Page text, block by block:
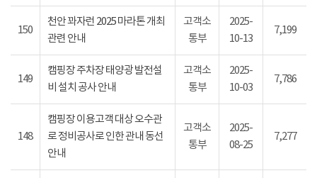
150
천안 꽈자런 2025 마라톤 개최
관련 안내
고객소
통부
2025-
10-13
7,199
149
캠핑장 주차장 태양광 발전설
비 설치 공사 안내
고객소
통부
2025-
10-03
7,786
148
캠핑장 이용고객 대상 오수관
로 정비공사로 인한 관내 동선
안내
고객소
통부
2025-
08-25
7,277